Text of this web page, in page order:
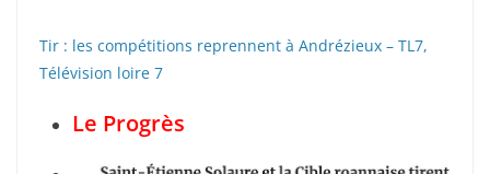
Tir : les compétitions reprennent à Andrézieux – TL7,
Télévision loire 7
Le Progrès